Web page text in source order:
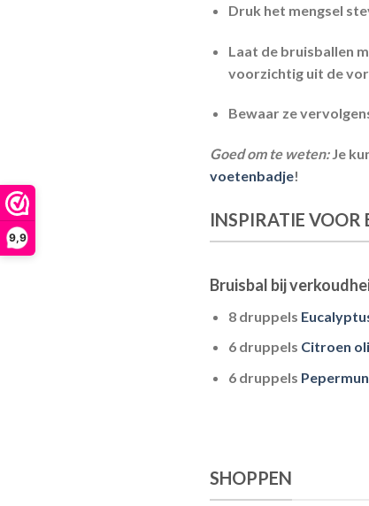
9,9
Druk het mengsel
Laat de bruisballen
voorzichtig uit de
Bewaar ze
Goed om te weten:Je
voetenbadje!
INSPIRATIE VOOR
Bruisbal bij
8 druppels
6 druppels Citroen
6 druppels
SHOPPEN